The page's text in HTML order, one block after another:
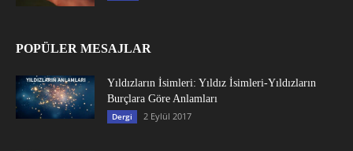
POPÜLER MESAJLAR
Yıldızların İsimleri: Yıldız İsimleri-Yıldızların
Burçlara Göre Anlamları
Dergi 2 Eylül 2017